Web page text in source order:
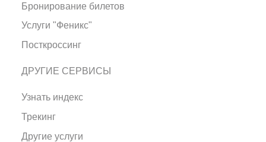
Бронирование билетов
Услуги "Феникс"
Посткроссинг
ДРУГИЕ СЕРВИСЫ
Узнать индекс
Трекинг
Другие услуги